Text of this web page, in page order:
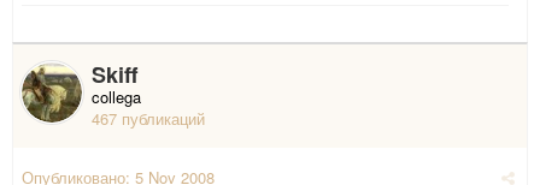
Skiff
collega
467 публикаций
Опубликовано: 5 Nov 2008